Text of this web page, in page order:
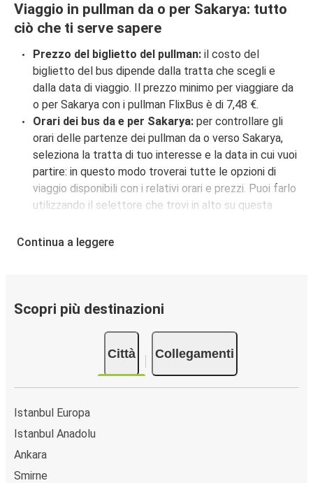
Viaggio in pullman da o per Sakarya: tutto
ciò che ti serve sapere
Prezzo del biglietto del pullman: il costo del
biglietto del bus dipende dalla tratta che scegli e
dalla data di viaggio. Il prezzo minimo per viaggiare da
o per Sakarya con i pullman FlixBus è di 7,48 €.
Orari dei bus da e per Sakarya: per controllare gli
orari delle partenze dei pullman da o verso Sakarya,
seleziona la tratta di tuo interesse e la data in cui vuoi
partire: in questo modo troverai tutte le opzioni di
viaggio disponibili con i relativi orari e prezzi. Puoi farlo
utilizzando il selettore che trovi in alto su questa
interattiva.
pagina.
sono: Bursa, Ankara, Istanbul Anadolu.
Continua a leggere
Scopri più destinazioni
Città Collegamenti
Istanbul Europa
Istanbul Anadolu
Ankara
Smirne